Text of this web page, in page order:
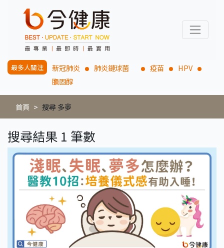
最多人關注 新冠肺炎 肺炎鏈球菌 疫苗
HPV
膽固醇
首頁 搜尋 多夢
搜尋結果 1 筆數